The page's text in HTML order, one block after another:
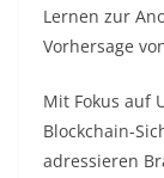
Lernen zur
Vorhersage
Mit Fokus auf
Blockchain-
adressieren